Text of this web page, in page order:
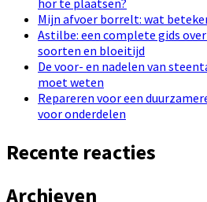
hor te plaatsen?
Mijn afvoer borrelt: wat
Astilbe: een complete gids
soorten en bloeitijd
De voor- en nadelen van
moet weten
Repareren voor een
voor onderdelen
Recente reacties
Archieven